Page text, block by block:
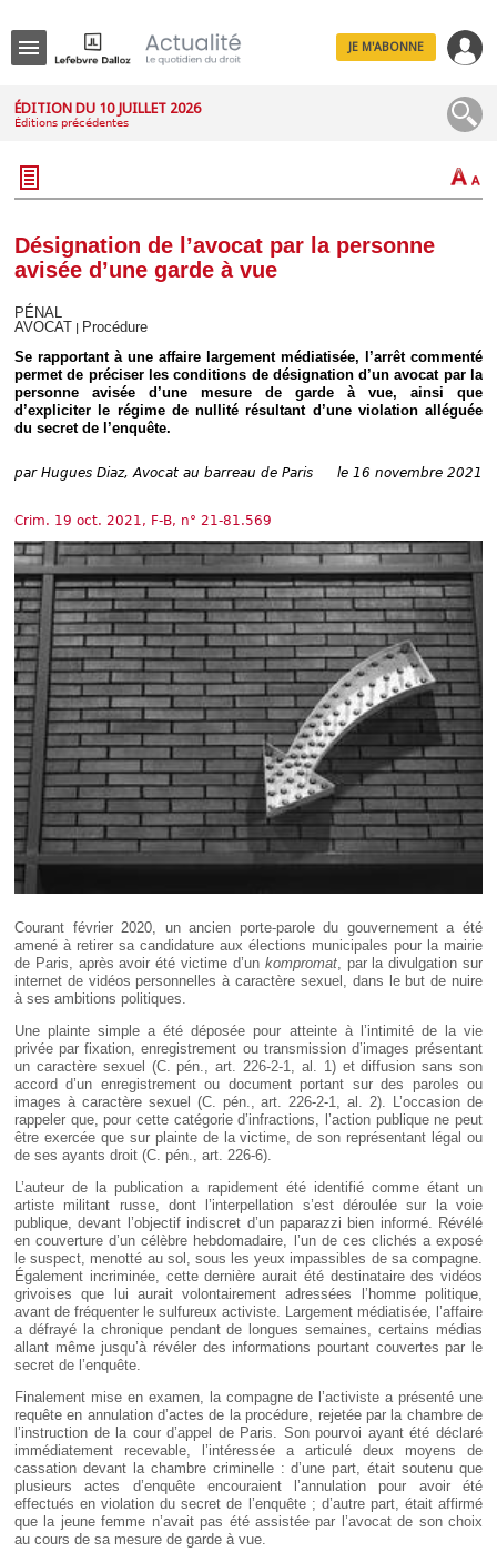
IT
JE M'ABONNE
ÉDITION DU 10 JUILLET 2026
Éditions précédentes
Désignation de l’avocat par la personne
avisée d’une garde à vue
PÉNAL
AVOCAT
Procédure
Se rapportant à une affaire largement médiatisée, l’arrêt commenté
permet de préciser les conditions de désignation d’un avocat par la
personne avisée d’une mesure de garde à vue, ainsi que
d’expliciter le régime de nullité résultant d’une violation alléguée
du secret de l’enquête.
par Hugues Diaz, Avocat au barreau de Paris le 16 novembre 2021
Crim. 19 oct. 2021, F-B, n° 21-81.569
Courant février 2020, un ancien porte-parole du gouvernement a été
amené à retirer sa candidature aux élections municipales pour la mairie
de Paris, après avoir été victime d’un kompromat, par la divulgation sur
internet de vidéos personnelles à caractère sexuel, dans le but de nuire
à ses ambitions politiques.
Une plainte simple a été déposée pour atteinte à l’intimité de la vie
privée par fixation, enregistrement ou transmission d’images présentant
un caractère sexuel (C. pén., art. 226-2-1, al. 1) et diffusion sans son
accord d’un enregistrement ou document portant sur des paroles ou
images à caractère sexuel (C. pén., art. 226-2-1, al. 2). L’occasion de
rappeler que, pour cette catégorie d’infractions, l’action publique ne peut
être exercée que sur plainte de la victime, de son représentant légal ou
de ses ayants droit (C. pén., art. 226-6).
L’auteur de la publication a rapidement été identifié comme étant un
artiste militant russe, dont l’interpellation s’est déroulée sur la voie
publique, devant l’objectif indiscret d’un paparazzi bien informé. Révélé
en couverture d’un célèbre hebdomadaire, l’un de ces clichés a exposé
le suspect, menotté au sol, sous les yeux impassibles de sa compagne.
Également incriminée, cette dernière aurait été destinataire des vidéos
grivoises que lui aurait volontairement adressées l’homme politique,
avant de fréquenter le sulfureux activiste. Largement médiatisée, l’affaire
a défrayé la chronique pendant de longues semaines, certains médias
allant même jusqu’à révéler des informations pourtant couvertes par le
secret de l’enquête.
Finalement mise en examen, la compagne de l’activiste a présenté une
requête en annulation d’actes de la procédure, rejetée par la chambre de
l’instruction de la cour d’appel de Paris. Son pourvoi ayant été déclaré
immédiatement recevable, l’intéressée a articulé deux moyens de
cassation devant la chambre criminelle : d’une part, était soutenu que
plusieurs actes d’enquête encouraient l’annulation pour avoir été
effectués en violation du secret de l’enquête ; d’autre part, était affirmé
que la jeune femme n’avait pas été assistée par l’avocat de son choix
au cours de sa mesure de garde à vue.